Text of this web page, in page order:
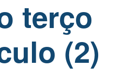
terço
(2)